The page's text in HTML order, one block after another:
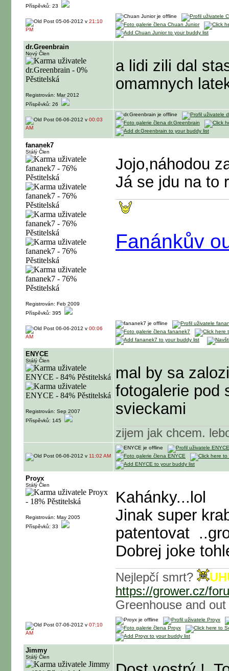
Příspěvků: 23
05-06-2012 v 21:10
PM
dr.Greenbrain
Nový Člen
Registrován: Mar 2012
Příspěvků: 26
a lidi zili dal
omamnych
06-06-2012 v 00:03
AM
fananek7
Stálý Člen
Registrován: Feb 2009
Příspěvků: 395
Jojo,náhodou
Já se jdu na to
Fanánkův
06-06-2012 v 00:06
AM
ENYCE
Stálý Člen
Registrován: Sep 2007
Příspěvků: 145
mal by sa
fotogalerie pod
svieckami
zijem jak chcem.
06-06-2012 v 11:02 AM
Proyx
Stálý Člen
Registrován: May 2005
Příspěvků: 33
Kahánky...lol
Jinak super
patentovat
Dobrej joke
Nejlepčí smrt?
https://grower.cz/
Greenhouse and out
07-06-2012 v 07:10
AM
Jimmy
Stálý Člen